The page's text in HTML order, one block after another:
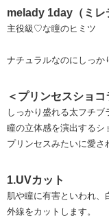
melady 1day（ミレ
主役級♡な瞳のヒミツ
ナチュラルなのにしっか
＜プリンセスショ
しっかり盛れる太フチブ
瞳の立体感を演出するシ
プリンセスみたいに愛
1.UVカット
肌や瞳に有害といわれ
外線をカットします。